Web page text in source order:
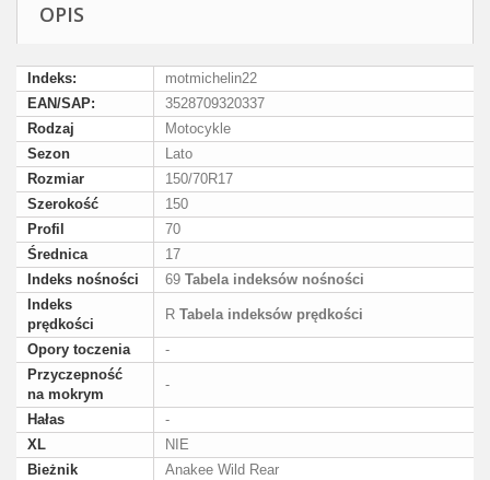
OPIS
Indeks:
motmichelin22
EAN/SAP:
3528709320337
Rodzaj
Motocykle
Sezon
Lato
Rozmiar
150/70R17
Szerokość
150
Profil
70
Średnica
17
Indeks nośności
69 Tabela indeksów nośności
Indeks
prędkości
R Tabela indeksów prędkości
Opory toczenia
-
Przyczepność
na mokrym
-
Hałas
-
XL
NIE
Bieżnik
Anakee Wild Rear